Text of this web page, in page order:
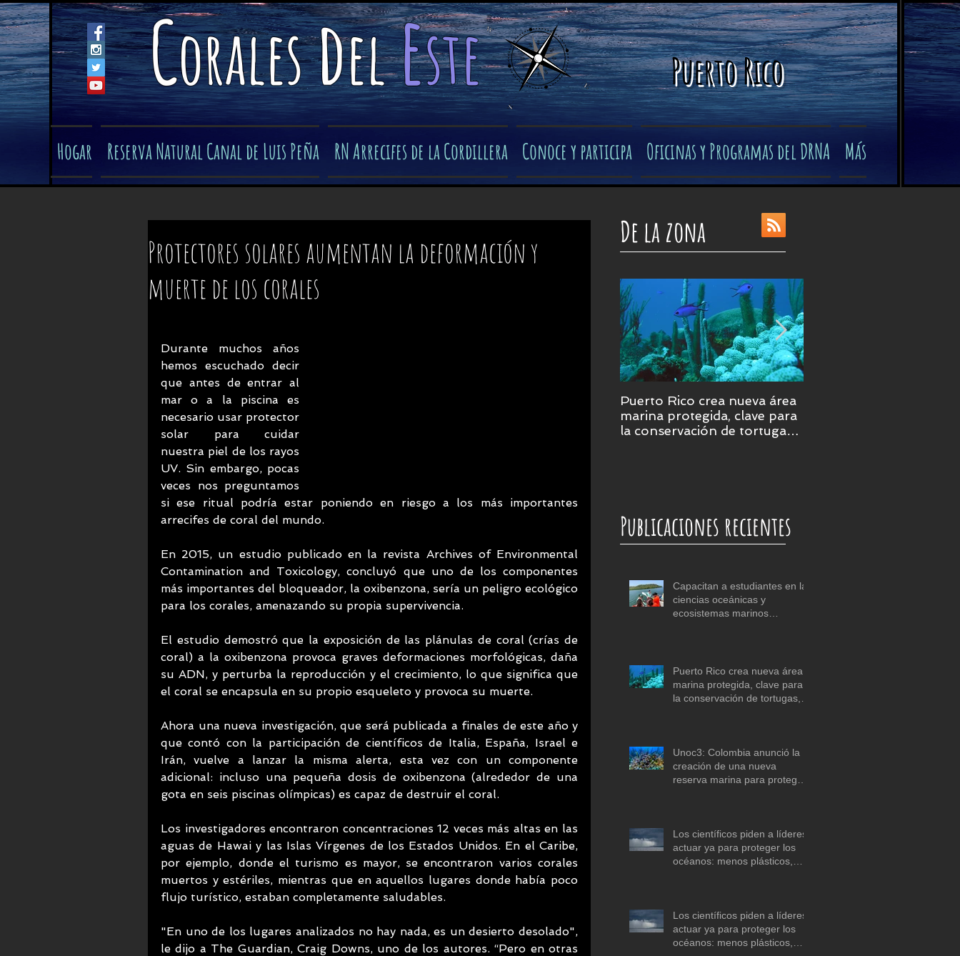
Coralesdeleste​ Puerto Rico
Hogar Reserva Natural Canal de Luis Peña RN Arrecifes de la Cordillera Conoce y participa Oficinas y Programas del DRNA Más
Protectores solares aumentan la deformación y
muerte de los corales
Durante muchos años
hemos escuchado decir
que antes de entrar al
mar o a la piscina es
necesario usar protector
solar para cuidar
nuestra piel de los rayos
UV. Sin embargo, pocas
veces nos preguntamos
si ese ritual podría estar poniendo en riesgo a los más importantes
arrecifes de coral del mundo.
En 2015, un estudio publicado en la revista Archives of Environmental
Contamination and Toxicology, concluyó que uno de los componentes
más importantes del bloqueador, la oxibenzona, sería un peligro ecológico
para los corales, amenazando su propia supervivencia.
El estudio demostró que la exposición de las plánulas de coral (crías de
coral) a la oxibenzona provoca graves deformaciones morfológicas, daña
su ADN, y perturba la reproducción y el crecimiento, lo que significa que
el coral se encapsula en su propio esqueleto y provoca su muerte.
Ahora una nueva investigación, que será publicada a finales de este año y
que contó con la participación de científicos de Italia, España, Israel e
Irán, vuelve a lanzar la misma alerta, esta vez con un componente
adicional: incluso una pequeña dosis de oxibenzona (alrededor de una
gota en seis piscinas olímpicas) es capaz de destruir el coral.
Los investigadores encontraron concentraciones 12 veces más altas en las
aguas de Hawai y las Islas Vírgenes de los Estados Unidos. En el Caribe,
por ejemplo, donde el turismo es mayor, se encontraron varios corales
muertos y estériles, mientras que en aquellos lugares donde había poco
flujo turístico, estaban completamente saludables.
"En uno de los lugares analizados no hay nada, es un desierto desolado",
le dijo a The Guardian, Craig Downs, uno de los autores. “Pero en otras
De la zona
Puerto Rico crea nueva área
marina protegida, clave para
la conservación de tortugas,
Publicaciones recientes
Capacitan a estudiantes en las
ciencias oceánicas y
ecosistemas marinos
Puerto Rico crea nueva área
marina protegida, clave para
la conservación de tortugas,
Unoc3: Colombia anunció la
creación de una nueva
reserva marina para proteger
Los científicos piden a líderes
actuar ya para proteger los
océanos: menos plásticos,
Los científicos piden a líderes
actuar ya para proteger los
océanos: menos plásticos,